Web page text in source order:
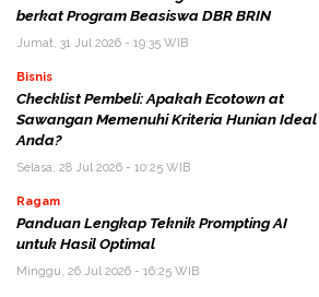
berkat Program Beasiswa DBR BRIN
Jumat, 31 Jul 2026 - 19:35 WIB
Bisnis
Checklist Pembeli: Apakah Ecotown at
Sawangan Memenuhi Kriteria Hunian Ideal
Anda?
Selasa, 28 Jul 2026 - 10:25 WIB
Ragam
Panduan Lengkap Teknik Prompting AI
untuk Hasil Optimal
Minggu, 26 Jul 2026 - 16:25 WIB